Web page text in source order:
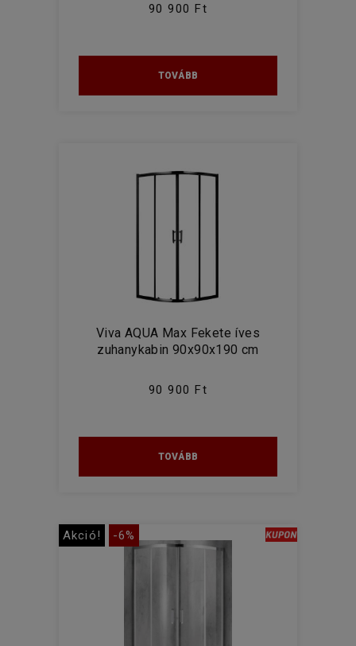
90 900 Ft
TOVÁBB
Viva AQUA Max Fekete íves
zuhanykabin 90x90x190 cm
90 900 Ft
TOVÁBB
Akció! -6%